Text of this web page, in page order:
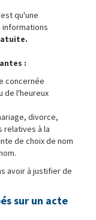
qu'une
:
concernée
de l'heureux
divorce,
relatives à la
de choix de nom
avoir à justifier de
sur un acte